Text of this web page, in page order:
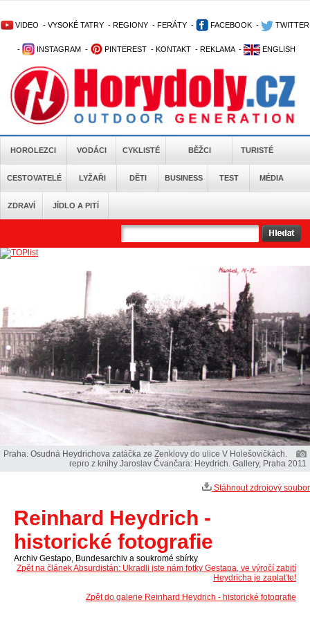
VIDEO - VYSOKÉ TATRY - REGIONY - FERÁTY - FACEBOOK - TWITTER
- INSTAGRAM - PINTEREST - KONTAKT - REKLAMA - ENGLISH
HOROLEZCI VODÁCI CYKLISTÉ BĚŽCI TURISTÉ
CESTOVATELÉ LYŽAŘI DĚTI BUSINESS TEST MÉDIA
ZDRAVÍ JÍDLO A PITÍ
Praha. Osudná Heydrichova zatáčka ze Zenklovy do ulice V Holešovičkách.
repro z knihy Jaroslav Čvančara: Heydrich. Gallery, Praha 2011
Stáhnout zdrojový soubor
Reinhard Heydrich -
historické fotografie
Archiv Gestapo, Bundesarchiv a soukromé sbírky
Zpět na článek Absurdistán: Ukradli jste nám fotky Gestapa, ve výročí zabití
Heydricha je zaplaťte!
Zpět do galerie Reinhard Heydrich - historické fotografie